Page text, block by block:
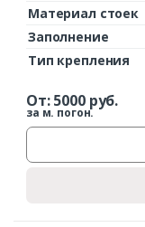
Материал стоек
Заполнение
Тип крепления
От:5000руб.
за м. погон.